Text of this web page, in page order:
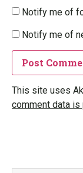
Notify me of
Notify me of
This site uses
comment data